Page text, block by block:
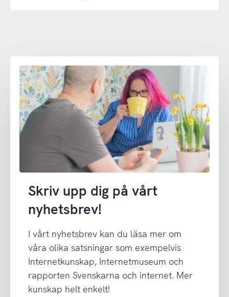
Skriv upp dig på vårt
nyhetsbrev!
I vårt nyhetsbrev kan du läsa mer om
våra olika satsningar som exempelvis
Internetkunskap, Internetmuseum och
rapporten Svenskarna och internet. Mer
kunskap helt enkelt!